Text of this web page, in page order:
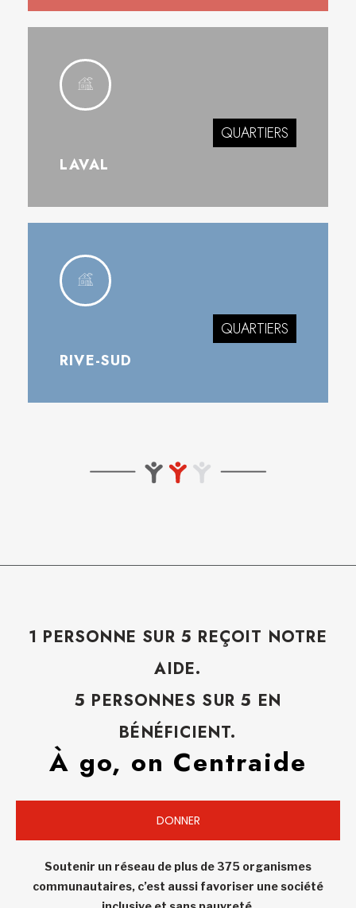
QUARTIERS
LAVAL
QUARTIERS
RIVE-SUD
1 PERSONNE SUR 5 REÇOIT NOTRE
AIDE.
5 PERSONNES SUR 5 EN
BÉNÉFICIENT.
À go, on Centraide
DONNER
Soutenir un réseau de plus de 375 organismes
communautaires, c’est aussi favoriser une société